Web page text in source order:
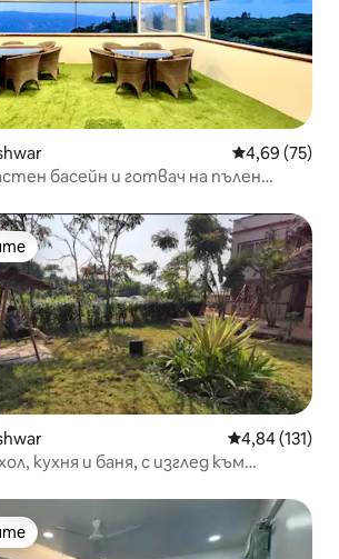
Средна
4,69 (75)
басейн и готвач на пълен
Средна
4,84 (131)
кухня и баня, с изглед към